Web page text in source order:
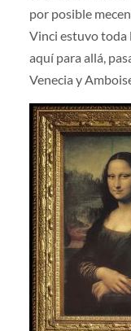
por posible
Vinci estuvo toda
aquí para allá,
Venecia y